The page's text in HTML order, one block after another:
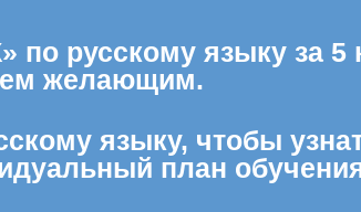
русскому языку за 5
желающим.
языку, чтобы
план